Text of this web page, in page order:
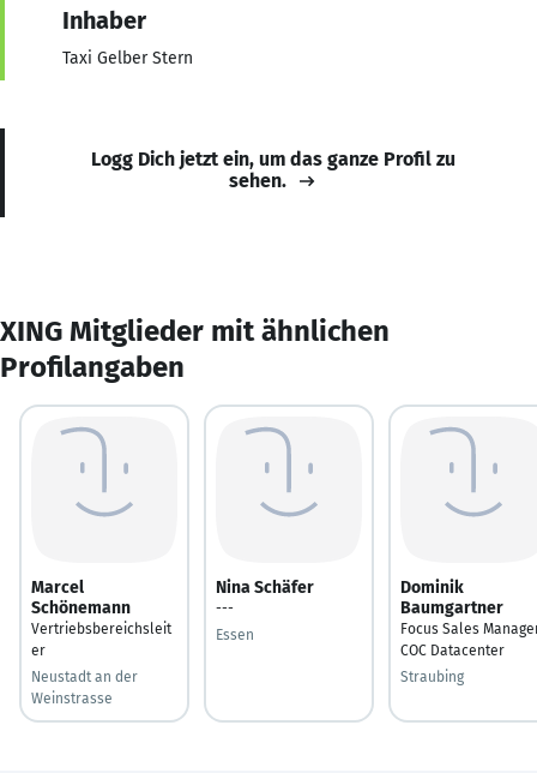
Inhaber
Taxi Gelber Stern
Logg Dich jetzt ein, um das ganze Profil zu
sehen.
XING Mitglieder mit ähnlichen
Profilangaben
Marcel
Schönemann
Vertriebsbereichsleit
er
Neustadt an der
Weinstrasse
Nina Schäfer
---
Essen
Dominik
Baumgartner
Focus Sales
COC Datacenter
Straubing